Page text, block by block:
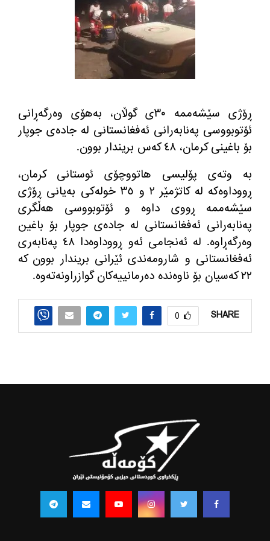
ڕۆژی سێشه‌ممه‌ ٣٠ی گوڵان، به‌هۆی وه‌رگه‌ڕانی
ئۆتوبووسی په‌نابه‌رانی ئه‌فغانستانی له‌ جاده‌ی جوپار
بۆ باغینی كرمان، ٤٨ كه‌س بریندار بوون
.
به‌ وته‌ی پۆلیسی هاتووچۆی ئوستانی كرمان،
ڕووداوه‌كه‌ له‌ كاتژمێر ٢ و ٣٥ خوله‌كی به‌یانی ڕۆژی
سێشه‌ممه‌ ڕووی داوه‌ و ئۆتوبووسی هه‌ڵگری
په‌نابه‌رانی ئه‌فغانستانی له‌ جاده‌ی جوپار بۆ باغین
وه‌رگه‌ڕاوه‌.
له‌ ئه‌نجامی ئه‌و ڕووداوه‌دا ٤٨ په‌نابه‌ری
ئه‌فغانستانی و شارومه‌ندی ئێرانی بریندار بوون كه‌
٢٢ كه‌سیان بۆ ناوه‌نده‌ ده‌رمانییه‌كان گوازراونه‌ته‌وه‌
.
SHARE
0